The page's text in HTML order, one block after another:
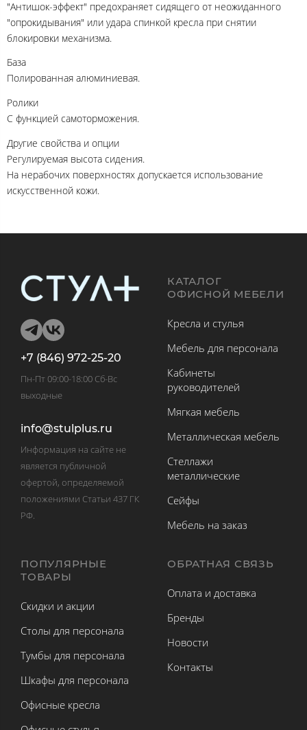
"Антишок-эффект" предохраняет сидящего от неожиданного
"опрокидывания" или удара спинкой кресла при снятии
блокировки механизма.
База
Полированная алюминиевая.
Ролики
С функцией самоторможения.
Другие свойства и опции
Регулируемая высота сидения.
На нерабочих поверхностях допускается использование
искусственной кожи.
+7 (846) 972-25-20
Пн-Пт 09:00-18:00 Сб-Вс
выходные
info@stulplus.ru
Информация на сайте не
является публичной
офертой, определяемой
положениями Статьи 437 ГК
РФ.
КАТАЛОГ
ОФИСНОЙ МЕБЕЛИ
Кресла и стулья
Мебель для персонала
Кабинеты
руководителей
Мягкая мебель
Металлическая мебель
Стеллажи
металлические
Сейфы
Мебель на заказ
ПОПУЛЯРНЫЕ
ТОВАРЫ
Скидки и акции
Столы для персонала
Тумбы для персонала
Шкафы для персонала
Офисные кресла
ОБРАТНАЯ СВЯЗЬ
Оплата и доставка
Бренды
Новости
Контакты